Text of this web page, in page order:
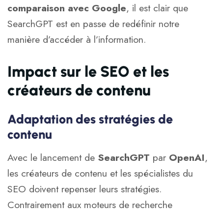
comparaison avec Google, il est clair que
SearchGPT est en passe de redéfinir notre
manière d’accéder à l’information.
Impact sur le SEO et les
créateurs de contenu
Adaptation des stratégies de
contenu
Avec le lancement de SearchGPT par OpenAI,
les créateurs de contenu et les spécialistes du
SEO doivent repenser leurs stratégies.
Contrairement aux moteurs de recherche